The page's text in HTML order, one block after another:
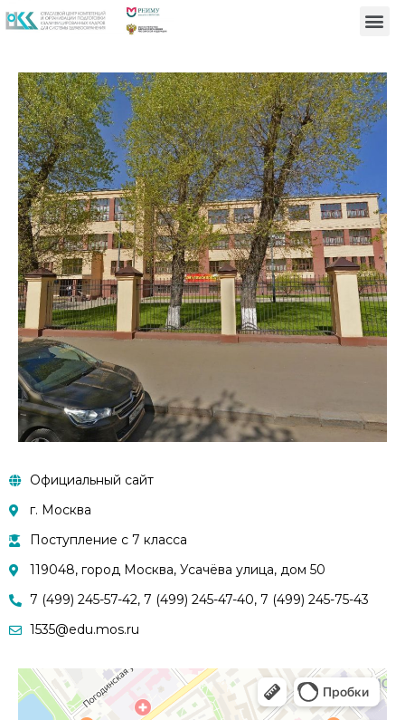
Официальный сайт
г. Москва
Поступление с 7 класса
119048, город Москва, Усачёва улица, дом 50
7 (499) 245-57-42, 7 (499) 245-47-40, 7 (499) 245-75-43
1535@edu.mos.ru
Москва
Усачёва улица, 50 — Яндекс.Карты